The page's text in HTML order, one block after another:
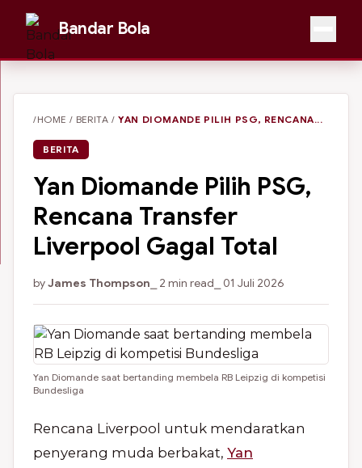
Bandar Bola
/HOME / BERITA /YAN DIOMANDE PILIH PSG, RENCANA...
BERITA
Yan Diomande Pilih PSG,
Rencana Transfer
Liverpool Gagal Total
byJames Thompson ⎯ 2 min read ⎯ 01 Juli 2026
Yan Diomande saat bertanding membela RB Leipzig di kompetisi
Bundesliga
Rencana Liverpool untuk mendaratkan
penyerang muda berbakat, Yan